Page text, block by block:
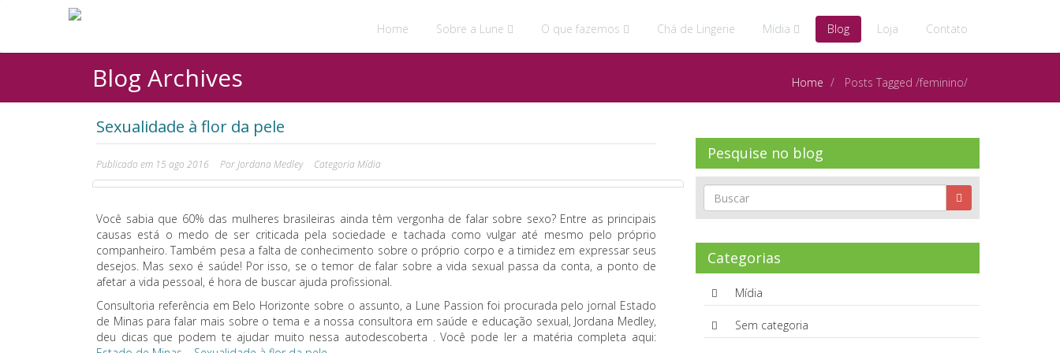
Home Sobre a Lune O que fazemos Chá de Lingerie Mídia Blog Loja Contato
Blog Archives Home Posts Tagged /feminino/
Sexualidade à flor da pele
Publicado em 15 ago 2016 PorJordana Medley Categoria Mídia
Você sabia que 60% das mulheres brasileiras ainda têm vergonha de falar sobre sexo? Entre as principais
causas está o medo de ser criticada pela sociedade e tachada como vulgar até mesmo pelo próprio
companheiro. Também pesa a falta de conhecimento sobre o próprio corpo e a timidez em expressar seus
desejos. Mas sexo é saúde! Por isso, se o temor de falar sobre a vida sexual passa da conta, a ponto de
afetar a vida pessoal, é hora de buscar ajuda profissional.
Consultoria referência em Belo Horizonte sobre o assunto, a Lune Passion foi procurada pelo jornal Estado
de Minas para falar mais sobre o tema e a nossa consultora em saúde e educação sexual, Jordana Medley,
deu dicas que podem te ajudar muito nessa autodescoberta . Você pode ler a matéria completa aqui:
Pesquise no blog
Categorias
Mídia
Sem categoria